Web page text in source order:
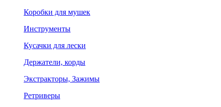
Коробки для мушек
Инструменты
Кусачки для лески
Держатели, корды
Экстракторы, Зажимы
Ретриверы